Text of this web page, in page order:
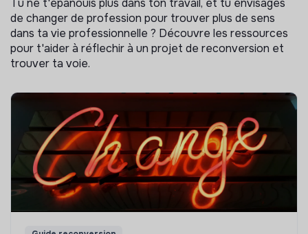
Tu ne t'épanouis plus dans ton travail, et tu envisages
de changer de profession pour trouver plus de sens
dans ta vie professionnelle ? Découvre les ressources
pour t'aider à réflechir à un projet de reconversion et
trouver ta voie.